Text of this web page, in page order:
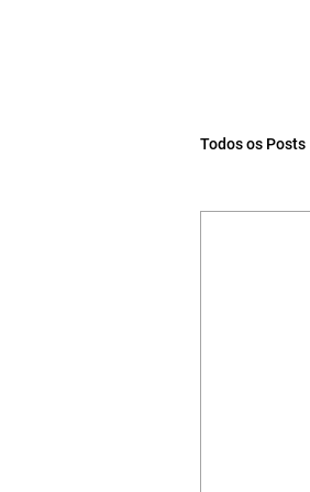
Todos os Posts